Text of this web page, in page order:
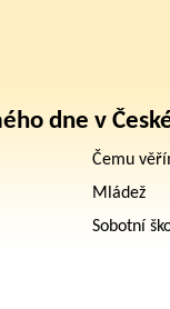
dne v
Čemu
Mládež
Sobotní